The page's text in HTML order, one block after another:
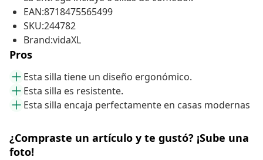
EAN:8718475565499
SKU:244782
Brand:vidaXL
Pros
Esta silla tiene un diseño ergonómico.
Esta silla es resistente.
Esta silla encaja perfectamente en casas modernas
¿Compraste un artículo y te gustó? ¡Sube una
foto!